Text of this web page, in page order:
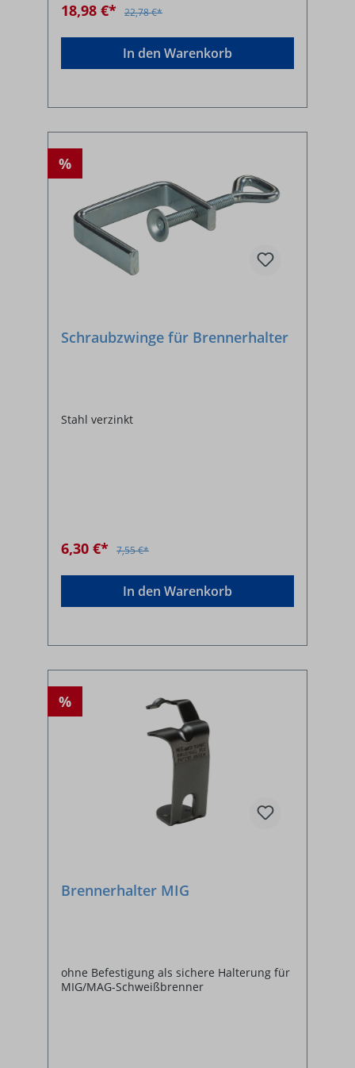
18,98 €* 22,78 €*
In den Warenkorb
%
Schraubzwinge für Brennerhalter
Stahl verzinkt
6,30 €* 7,55 €*
In den Warenkorb
%
Brennerhalter MIG
ohne Befestigung als sichere Halterung für
MIG/MAG-Schweißbrenner